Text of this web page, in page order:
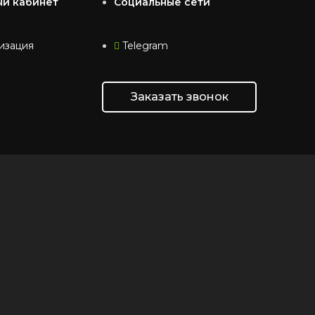
Telegram
Заказать звонок